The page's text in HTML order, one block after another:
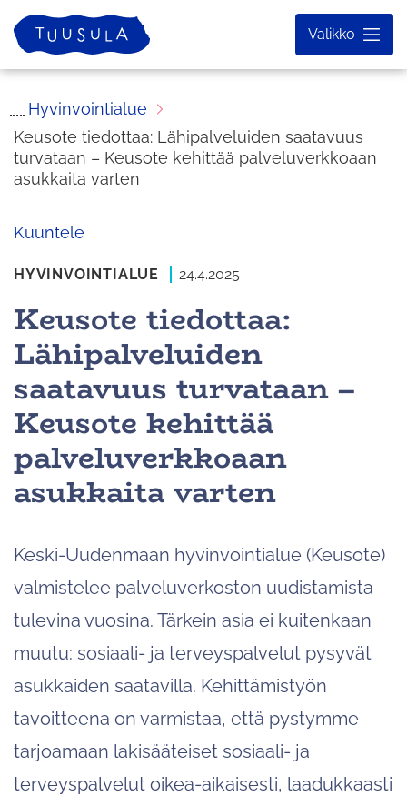
Siirry
sisältöön
Etusivu
Valikko
Hyvinvointialue
Keusote tiedottaa: Lähipalveluiden saatavuus
turvataan – Keusote kehittää palveluverkkoaan
asukkaita varten
Kuuntele
HYVINVOINTIALUE 24.4.2025
Keusote tiedottaa:
Lähipalveluiden
saatavuus turvataan –
Keusote kehittää
palveluverkkoaan
asukkaita varten
Keski-Uudenmaan hyvinvointialue (Keusote)
valmistelee palveluverkoston uudistamista
tulevina vuosina. Tärkein asia ei kuitenkaan
muutu: sosiaali- ja terveyspalvelut pysyvät
asukkaiden saatavilla. Kehittämistyön
tavoitteena on varmistaa, että pystymme
tarjoamaan lakisääteiset sosiaali- ja
terveyspalvelut oikea-aikaisesti, laadukkaasti